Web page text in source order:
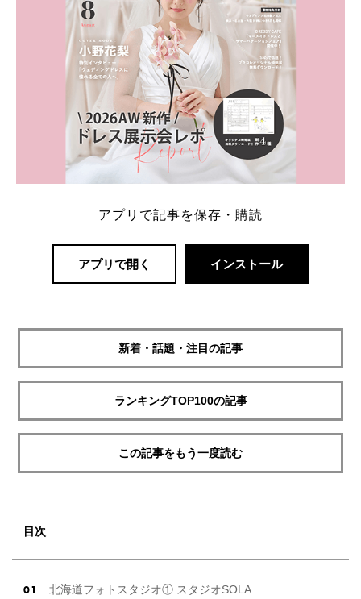
アプリで記事を保存・購読
アプリで開く インストール
新着・話題・注目の記事
ランキングTOP100の記事
この記事をもう一度読む
目次
北海道フォトスタジオ① スタジオSOLA